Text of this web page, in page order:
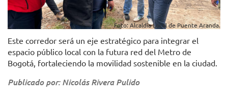
Foto: Alcaldía Local de Puente Aranda.
Este corredor será un eje estratégico para integrar el
espacio público local con la futura red del Metro de
Bogotá, fortaleciendo la movilidad sostenible en la ciudad.
Publicado por: Nicolás Rivera Pulido